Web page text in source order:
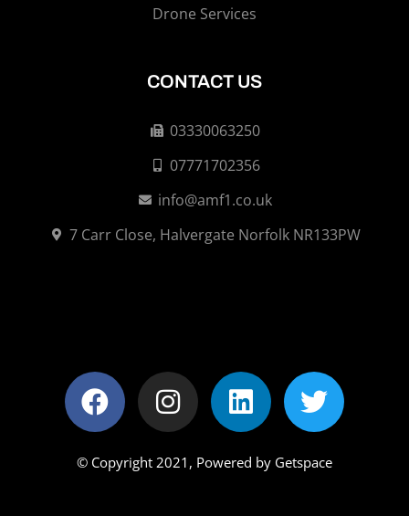
Drone Services
CONTACT US
03330063250
07771702356
info@amf1.co.uk
7 Carr Close, Halvergate Norfolk NR133PW
© Copyright 2021, Powered by Getspace